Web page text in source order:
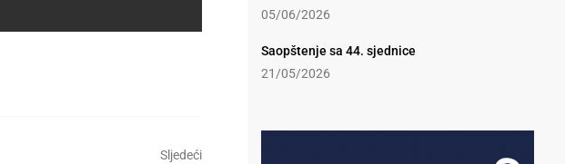
Sljedeći
05/06/2026
Saopštenje sa 44. sjednice
21/05/2026